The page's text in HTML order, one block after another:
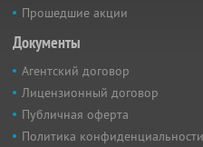
Прошедшие акции
Документы
Агентский договор
Лицензионный договор
Публичная оферта
Политика конфиденциальности